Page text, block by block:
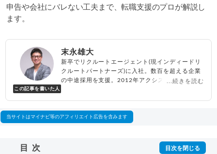
申告や会社にバレない工夫まで、転職支援のプロが解説し
ます。
この記事を書いた人
末永雄大
新卒でリクルートエージェント(現インディードリ
クルートパートナーズ)に入社。数百を超える企業
の中途採用を支援。2012年アクシス(株)設立、代
べらない転職エージェント
...続きを読む
当サイトはマイナビ等のアフィリエイト広告を含みます
目次